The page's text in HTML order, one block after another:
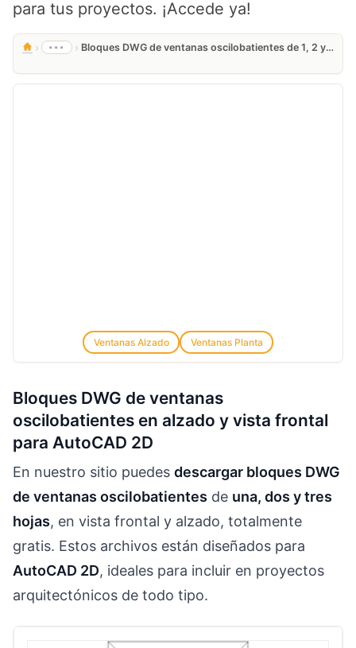
para tus proyectos. ¡Accede ya!
› ••• › Bloques DWG de ventanas oscilobatientes de 1, 2 y 3 hojas Gratis para AutoCAD 2D
Ventanas Alzado Ventanas Planta
Bloques DWG de ventanas
oscilobatientes en alzado y vista frontal
para AutoCAD 2D
En nuestro sitio puedes descargar bloques DWG
de ventanas oscilobatientes de una, dos y tres
hojas, en vista frontal y alzado, totalmente
gratis. Estos archivos están diseñados para
AutoCAD 2D, ideales para incluir en proyectos
arquitectónicos de todo tipo.